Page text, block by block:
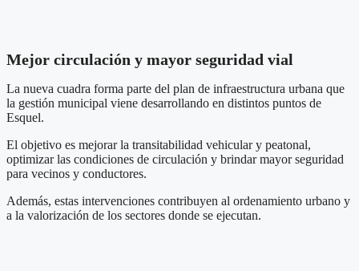
Mejor circulación y mayor seguridad vial
La nueva cuadra forma parte del plan de infraestructura urbana que
la gestión municipal viene desarrollando en distintos puntos de
Esquel.
El objetivo es mejorar la transitabilidad vehicular y peatonal,
optimizar las condiciones de circulación y brindar mayor seguridad
para vecinos y conductores.
Además, estas intervenciones contribuyen al ordenamiento urbano y
a la valorización de los sectores donde se ejecutan.